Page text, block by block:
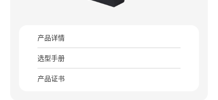
产品详情
选型手册
产品证书